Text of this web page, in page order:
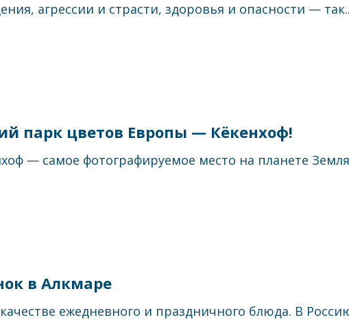
агрессии и страсти, здоровья и опасности —
парк цветов Европы — Кёкенхоф!
— самое фотографируемое место на планете
в Алкмаре
ежедневного и праздничного блюда. В